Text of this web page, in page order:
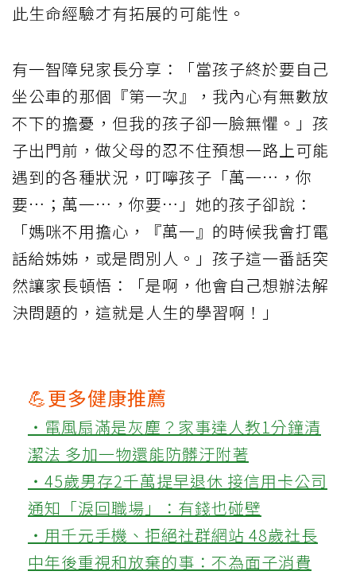
此生命經驗才有拓展的可能性。
有一智障兒家長分享：「當孩子終於要自己
坐公車的那個『第一次』，我內心有無數放
不下的擔憂，但我的孩子卻一臉無懼。」孩
子出門前，做父母的忍不住預想一路上可能
遇到的各種狀況，叮嚀孩子「萬一…，你
要…；萬一…，你要…」她的孩子卻說：
「媽咪不用擔心，『萬一』的時候我會打電
話給姊姊，或是問別人。」孩子這一番話突
然讓家長頓悟：「是啊，他會自己想辦法解
決問題的，這就是人生的學習啊！」
💪更多健康推薦
‧電風扇滿是灰塵？家事達人教1分鐘清
潔法 多加一物還能防髒汙附著
‧45歲男存2千萬提早退休 接信用卡公司
通知「淚回職場」：有錢也碰壁
‧用千元手機、拒絕社群網站 48歲社長
中年後重視和放棄的事：不為面子消費